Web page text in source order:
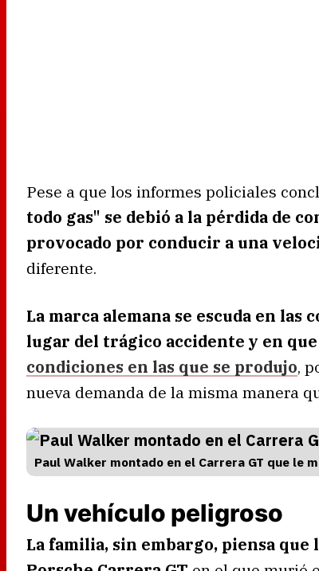
Pese a que los informes policiales
todo gas" se debió a la pérdida de
provocado por conducir a una
diferente.
La marca alemana se escuda en
lugar del trágico accidente y en que
condiciones en las que se produjo,
nueva demanda de la misma manera
Paul Walker montado en el Carrera GT que le
Un vehículo peligroso
La familia, sin embargo, piensa que